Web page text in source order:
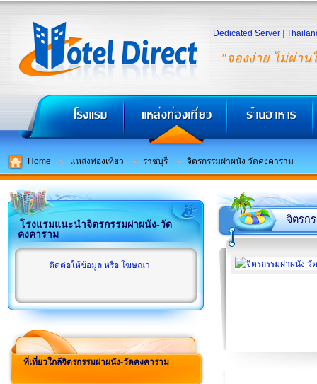
"จองง่าย ไม่ผ่าน
Dedicated Server
Home แหล่งท่องเที่ยว ราชบุรี จิตรกรรมฝาผนัง วัดคงคาราม
โรงแรมแนะนำจิตรกรรมฝาผนัง-วัด
คงคาราม
ติดต่อให้ข้อมูล หรือ โฆษณา
ที่เที่ยวใกล้จิตรกรรมฝาผนัง-วัดคงคาราม
จิตรก